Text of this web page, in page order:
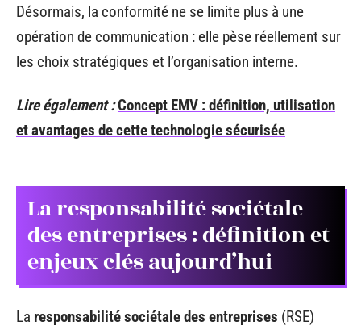
Désormais, la conformité ne se limite plus à une
opération de communication : elle pèse réellement sur
les choix stratégiques et l’organisation interne.
Lire également :Concept EMV : définition, utilisation
et avantages de cette technologie sécurisée
La responsabilité sociétale
des entreprises : définition et
enjeux clés aujourd’hui
La responsabilité sociétale des entreprises (RSE)